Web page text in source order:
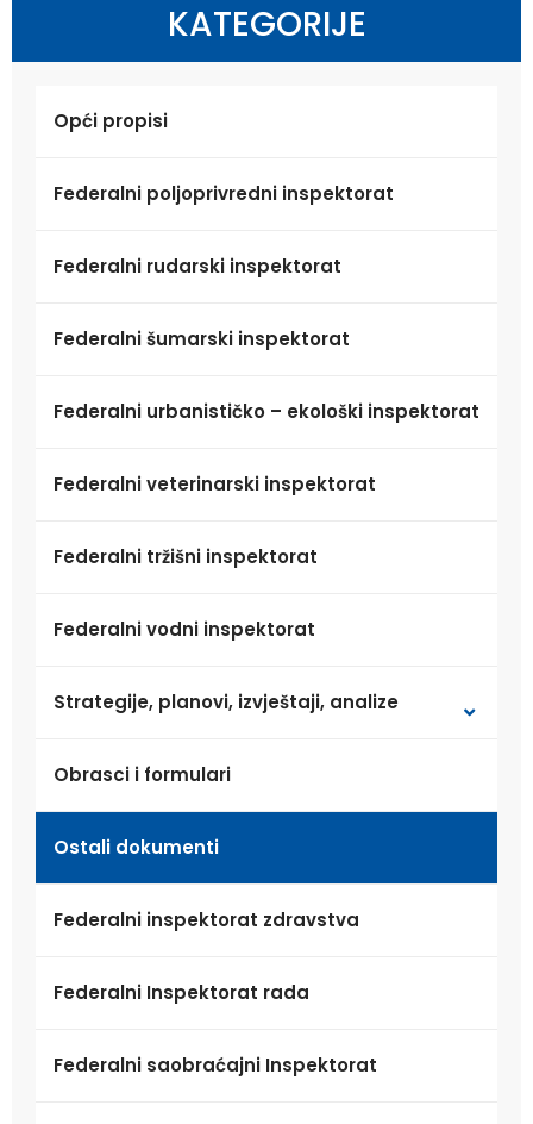
KATEGORIJE
Opći propisi
Federalni poljoprivredni inspektorat
Federalni rudarski inspektorat
Federalni šumarski inspektorat
Federalni urbanističko – ekološki inspektorat
Federalni veterinarski inspektorat
Federalni tržišni inspektorat
Federalni vodni inspektorat
Strategije, planovi, izvještaji, analize
Obrasci i formulari
Ostali dokumenti
Federalni inspektorat zdravstva
Federalni Inspektorat rada
Federalni saobraćajni Inspektorat